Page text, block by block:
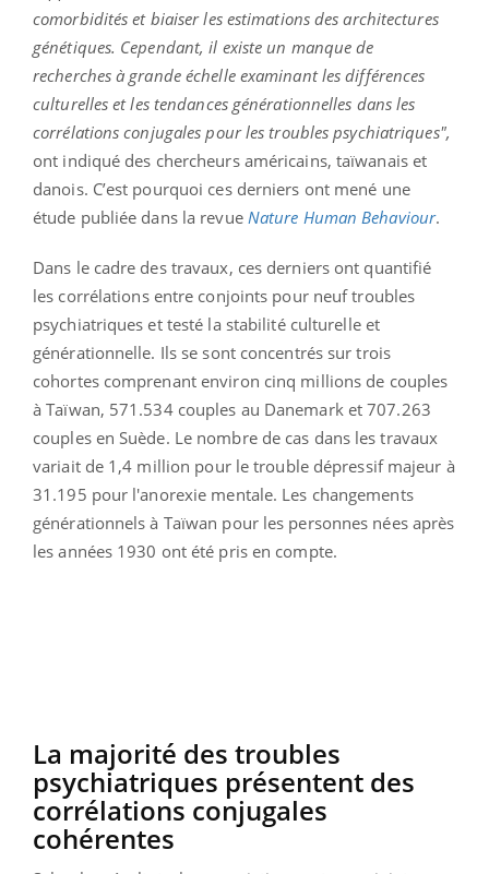
comorbidités et biaiser les estimations des architectures
génétiques. Cependant, il existe un manque de
recherches à grande échelle examinant les différences
culturelles et les tendances générationnelles dans les
corrélations conjugales pour les troubles psychiatriques",
ont indiqué des chercheurs américains, taïwanais et
danois. C’est pourquoi ces derniers ont mené une
étude publiée dans la revue Nature Human Behaviour.
Dans le cadre des travaux, ces derniers ont quantifié
les corrélations entre conjoints pour neuf troubles
psychiatriques et testé la stabilité culturelle et
générationnelle. Ils se sont concentrés sur trois
cohortes comprenant environ cinq millions de couples
à Taïwan, 571.534 couples au Danemark et 707.263
couples en Suède. Le nombre de cas dans les travaux
variait de 1,4 million pour le trouble dépressif majeur à
31.195 pour l'anorexie mentale. Les changements
générationnels à Taïwan pour les personnes nées après
les années 1930 ont été pris en compte.
La majorité des troubles
psychiatriques présentent des
corrélations conjugales
cohérentes